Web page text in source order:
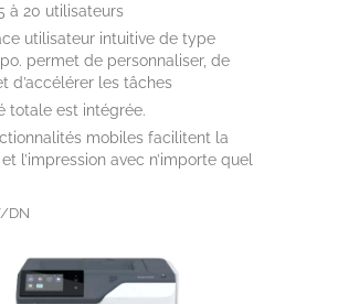
à 20 utilisateurs
utilisateur intuitive de type
permet de personnaliser, de
d’accélérer les tâches
totale est intégrée.
mobiles facilitent la
l’impression avec n’importe quel
DN